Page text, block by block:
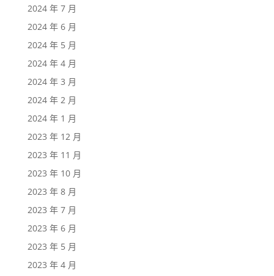
2024 年 7 月
2024 年 6 月
2024 年 5 月
2024 年 4 月
2024 年 3 月
2024 年 2 月
2024 年 1 月
2023 年 12 月
2023 年 11 月
2023 年 10 月
2023 年 8 月
2023 年 7 月
2023 年 6 月
2023 年 5 月
2023 年 4 月